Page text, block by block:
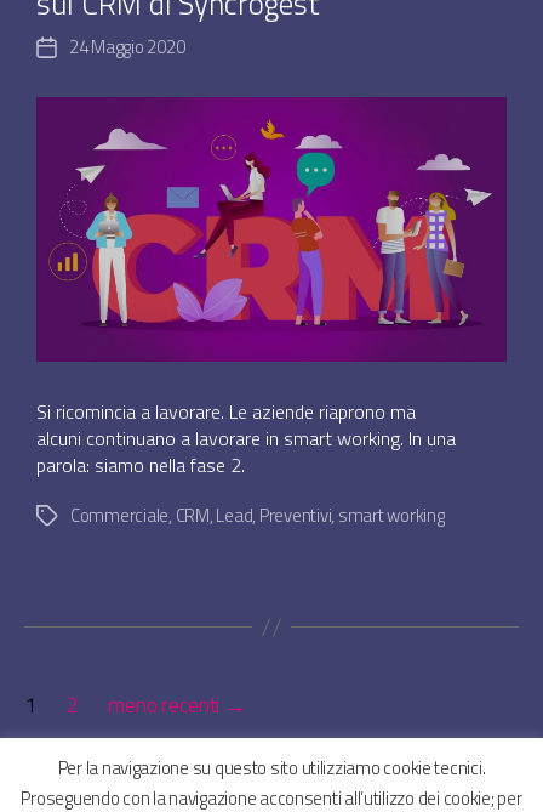
Data24 Maggio 2020
Si ricomincia a lavorare. Le aziende riaprono ma
alcuni continuano a lavorare in smart working. In una
parola: siamo nella fase 2.
Tag Commerciale, CRM,Lead, Preventivi, smart working
Navigazione
articoli
1 2 meno recenti →
Per la navigazione su questo sito utilizziamo cookie tecnici.
Proseguendo con la navigazione acconsenti all’utilizzo dei cookie; per